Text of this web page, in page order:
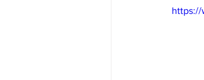
https://